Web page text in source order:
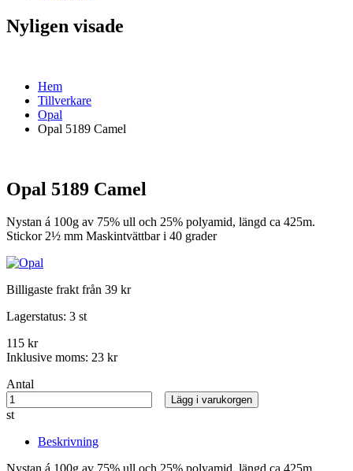
Nyligen visade
Hem
Tillverkare
Opal
Opal 5189 Camel
Opal 5189 Camel
Nystan á 100g av 75% ull och 25% polyamid, längd ca 425m.
Stickor 2½ mm Maskintvättbar i 40 grader
Billigaste frakt från 39 kr
Lagerstatus: 3 st
115 kr
Inklusive moms: 23 kr
Antal
st
Lägg i varukorgen
Beskrivning